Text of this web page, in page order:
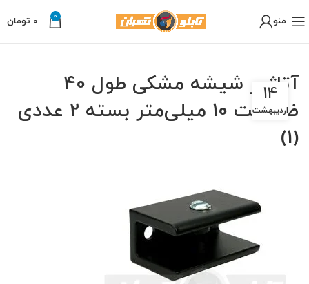
منو 0
0 تومان
آتاژور شیشه مشکی طول 40
ضخامت 10 میلی‌متر بسته 2 عددی
(1)
14
اردیبهشت